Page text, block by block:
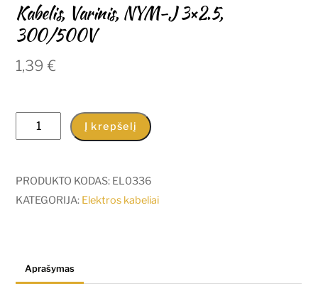
Kabelis, Varinis, NYM-J 3×2.5,
300/500V
1,39€
produkto
kiekis:
Varinis,
NYM-
Į krepšelį
PRODUKTO KODAS: EL0336
KATEGORIJA: Elektros kabeliai
Aprašymas